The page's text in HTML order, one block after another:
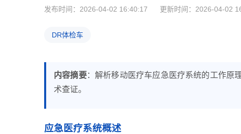
发布时间：2026-04-02 16:40:17 更新时间：2026-04-02
DR体检车
内容摘要：解析移动医疗车应急医疗系统的工作原
术查证。
应急医疗系统概述